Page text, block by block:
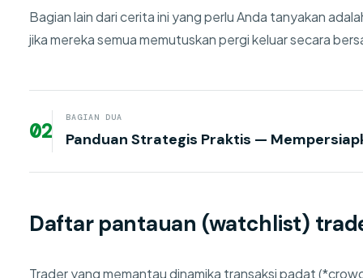
Bagian lain dari cerita ini yang perlu Anda tanyakan
jika mereka semua memutuskan pergi keluar secara
02
BAGIAN DUA
Panduan Strategis Praktis —
Daftar pantauan (watchlist)
Trader yang memantau dinamika transaksi padat